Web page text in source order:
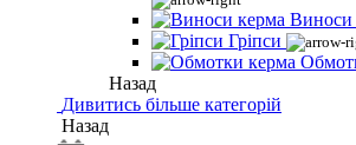
Виноси
Гріпси
Назад
Дивитись більше категорій
Назад